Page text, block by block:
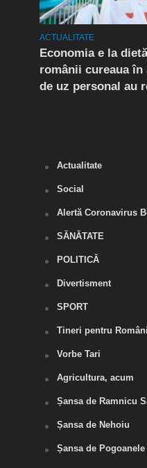
ACTUALITATE
Economia e la
românii cureaua în
de uz personal au
Actualitate
Social
Alertă Coronavirus
SĂNĂTATE
POLITICĂ
Divertisment
SPORT
Tineri pentru
Vorbe Tari
Agricultura, acum
Șansa de Ramnicu
Șansa de Nehoiu
Șansa de Pogoanele